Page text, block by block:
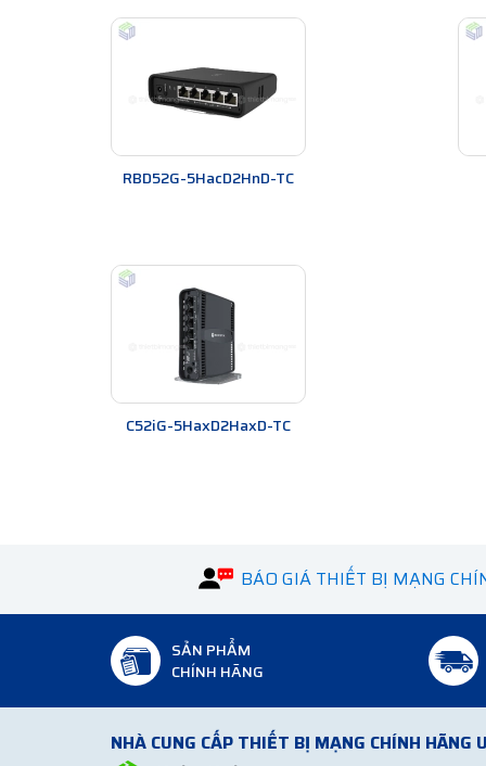
Thiết lập mật khẩu cho mạng Wifi.
Các lời khuyên của bạn về việc sử dụng
Để đảm bảo mạng Wifi hoạt động tốt nhất, bạn nên
Nếu bạn gặp phải tình trạng mạng Wifi chập chờn
quyết vấn đề. Tuy nhiên, bạn cần lưu ý chọn kênh
Định kỳ kiểm tra và cập nhật firmware
Để đảm bảo Bộ phát Wifi MikroTik
Bộ phát Wifi MikroTik
RBD52G-5HacD2HnD-TC
C52iG-5HaxD2HaxD-TC
BÁO GIÁ THIẾT BỊ MẠNG
SẢN PHẨM
CHÍNH HÃNG
NHÀ CUNG CẤP THIẾT BỊ MẠNG CHÍNH HÃNG